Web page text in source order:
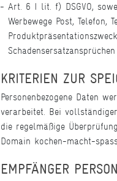
Art. 6 I lit. f) DSGVO,
Werbewege Post,
KRITERIEN ZUR
Personenbezogene Daten
verarbeitet. Bei
die regelmäßige
Domain kochen-macht-
EMPFÄNGER